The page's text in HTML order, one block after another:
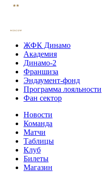
ЖФК Динамо
Академия
Динамо-2
Франшиза
Эндаумент-фонд
Программа лояльности
Фан сектор
Новости
Команда
Матчи
Таблицы
Клуб
Билеты
Магазин